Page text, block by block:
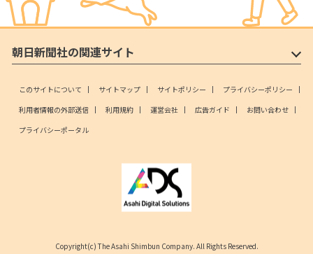
朝日新聞社の関連サイト
このサイトについて サイトマップ サイトポリシー
プライバシーポリシー
利用者情報の外部送信
利用規約 運営会社 広告ガイド
お問い合わせ
プライバシーポータル
Copyright(c) The Asahi Shimbun Company. All Rights Reserved.